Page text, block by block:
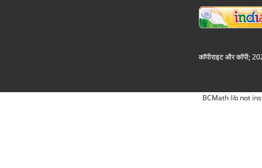
कॉपीराइट और कॉपी;
BCMath lib not